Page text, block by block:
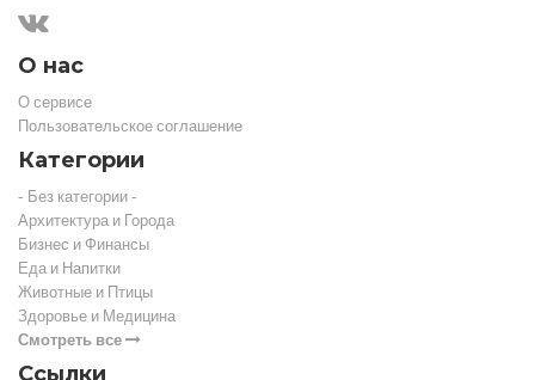
О нас
О сервисе
Пользовательское соглашение
Категории
- Без категории -
Архитектура и Города
Бизнес и Финансы
Еда и Напитки
Животные и Птицы
Здоровье и Медицина
Смотреть все
Ссылки